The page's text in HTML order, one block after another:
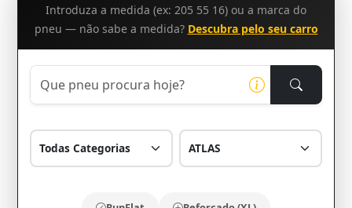
Introduza a medida (ex: 205 55 16) ou a marca do
pneu — não sabe a medida? Descubra pelo seu carro